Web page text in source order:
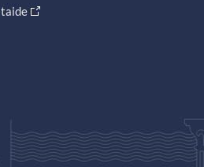
taide